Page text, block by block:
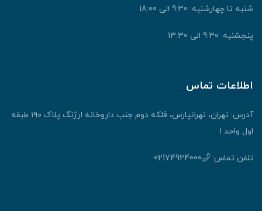
شنبه تا چهارشنبه: 9:30 الی 18:00
پنجشنبه: 9:30 الی 13:30
اطلاعات تماس
آدرس: تهران، تهرانپارس، فلکه دوم جنب داروخانه ارژنگ پلاک ۱۹۰ طبقه
اول واحد ۱
تلفن تماس: 02174924000